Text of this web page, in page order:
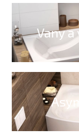
Vany